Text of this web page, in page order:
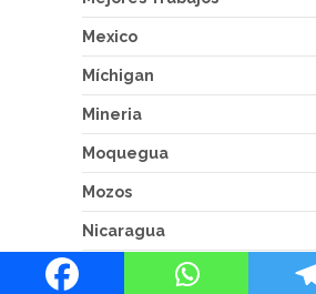
Mexico
Míchigan
Mineria
Moquegua
Mozos
Nicaragua